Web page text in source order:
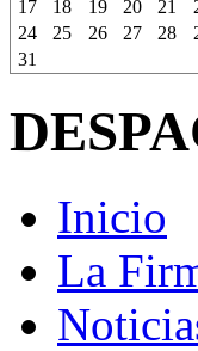
17
18 19 20 21
24
25 26 27 28
31
Inicio
La